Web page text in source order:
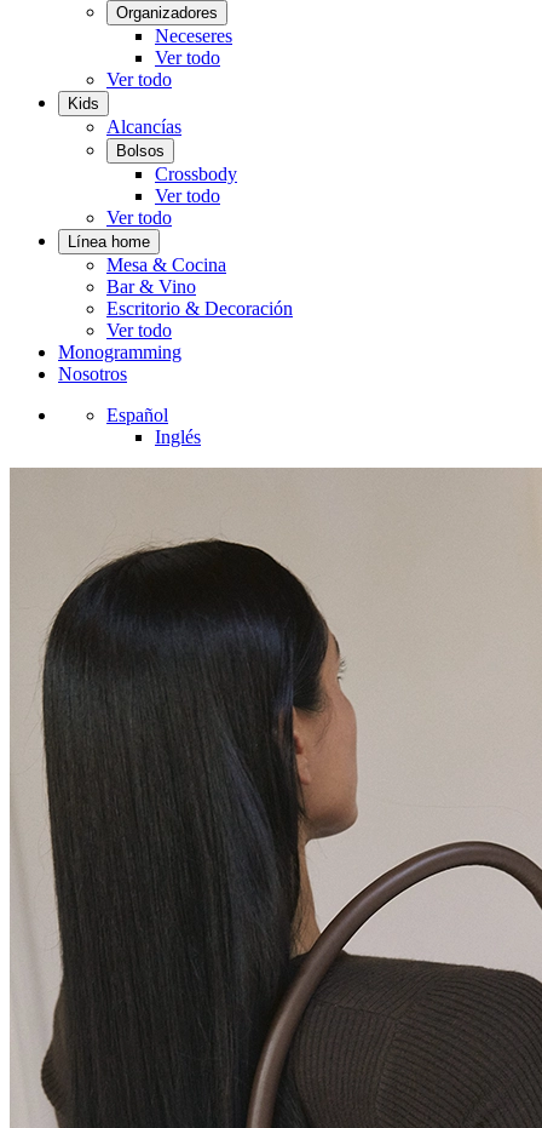
Organizadores
Neceseres
Ver todo
Ver todo
Kids
Alcancías
Bolsos
Crossbody
Ver todo
Ver todo
Línea home
Mesa & Cocina
Bar & Vino
Escritorio & Decoración
Ver todo
Monogramming
Nosotros
Español
Inglés